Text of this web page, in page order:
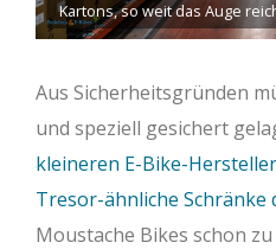
Kartons, so weit das Auge
Aus Sicherheitsgründen
und speziell gesichert
kleineren E-Bike-
Tresor-ähnliche Schränke
Moustache Bikes schon